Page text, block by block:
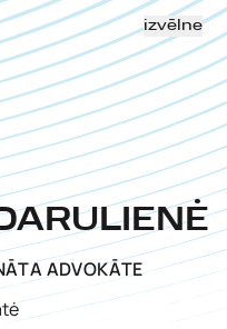
izvēlne
ADVOKĀTE